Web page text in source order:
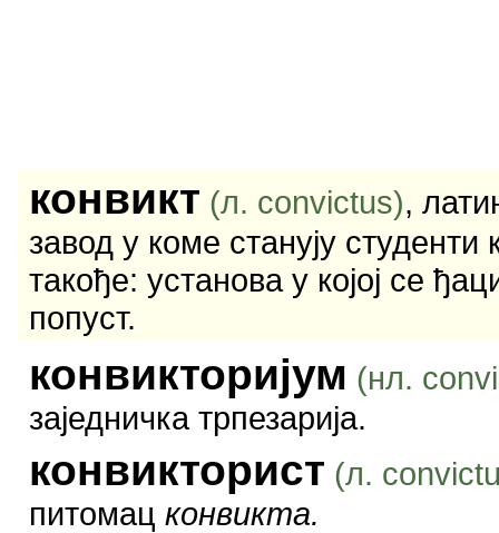
конвикт (л. convictus),
завод у коме станују
такође: установа у којој се
попуст.
конвикторијум (нл.
заједничка трпезарија.
конвикторист (л.
питомац конвикта.